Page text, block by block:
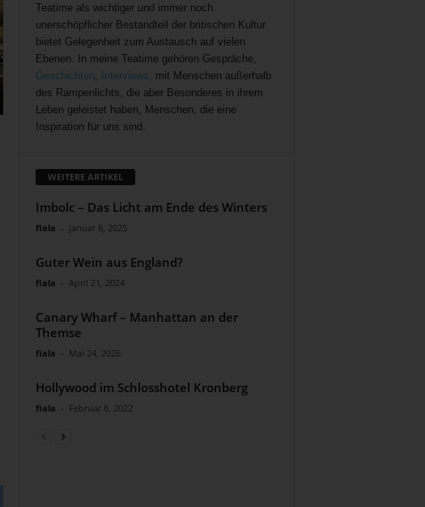
Teatime als wichtiger und immer noch
unerschöpflicher Bestandteil der britischen Kultur
bietet Gelegenheit zum Austausch auf vielen
Ebenen. In meine Teatime gehören Gespräche,
Geschichten
Interviews,
mit Menschen außerhalb
des Rampenlichts, die aber Besonderes in ihrem
Leben geleistet haben, Menschen, die eine
Inspiration für uns sind.
WEITERE ARTIKEL
Imbolc – Das Licht am Ende des Winters
fiala - Januar 8, 2025
Guter Wein aus England?
fiala - April 21, 2024
Canary Wharf – Manhattan an der
Themse
fiala - Mai 24, 2026
Hollywood im Schlosshotel Kronberg
fiala - Februar 8, 2022